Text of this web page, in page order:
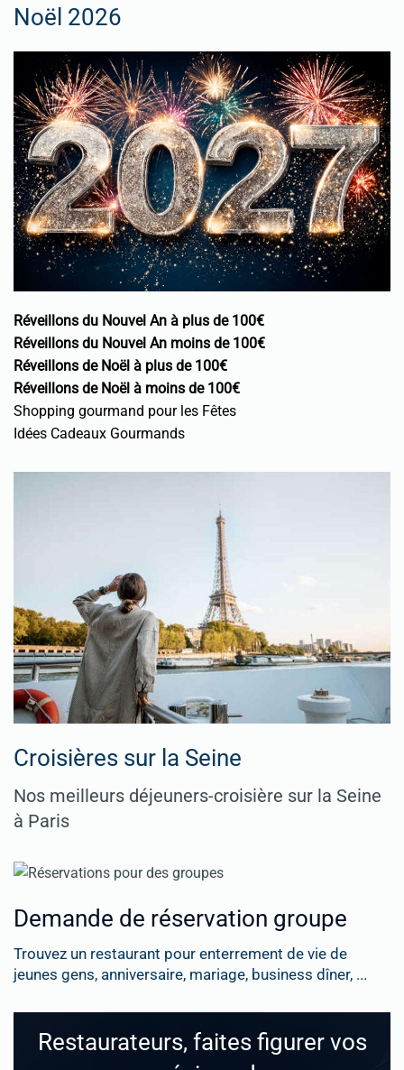
Noël 2026
Réveillons du Nouvel An à plus de 100€
Réveillons du Nouvel An moins de 100€
Réveillons de Noël à plus de 100€
Réveillons de Noël à moins de 100€
Shopping gourmand pour les Fêtes
Idées Cadeaux Gourmands
Croisières sur la Seine
Nos meilleurs déjeuners-croisière sur la Seine
à Paris
Demande de réservation groupe
Trouvez un restaurant pour enterrement de vie de
jeunes gens, anniversaire, mariage, business dîner, ...
Restaurateurs, faites figurer vos